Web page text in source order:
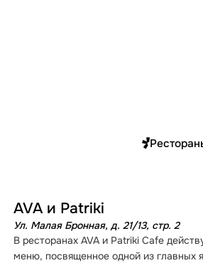
AVA и Patriki
Ул. Малая Бронная, д. 21/13, стр. 2
В ресторанах AVA и Patriki Cafe
меню, посвященное одной из главных